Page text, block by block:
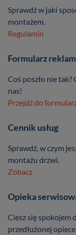
Sprawdź w jaki
montażem.
Regulamin
Formularz
Coś poszło nie tak?
nas!
Przejdź do
Cennik usług
Sprawdź, w czym
montażu drzwi.
Zobacz
Opieka
Ciesz się spokojem
przedłużonej